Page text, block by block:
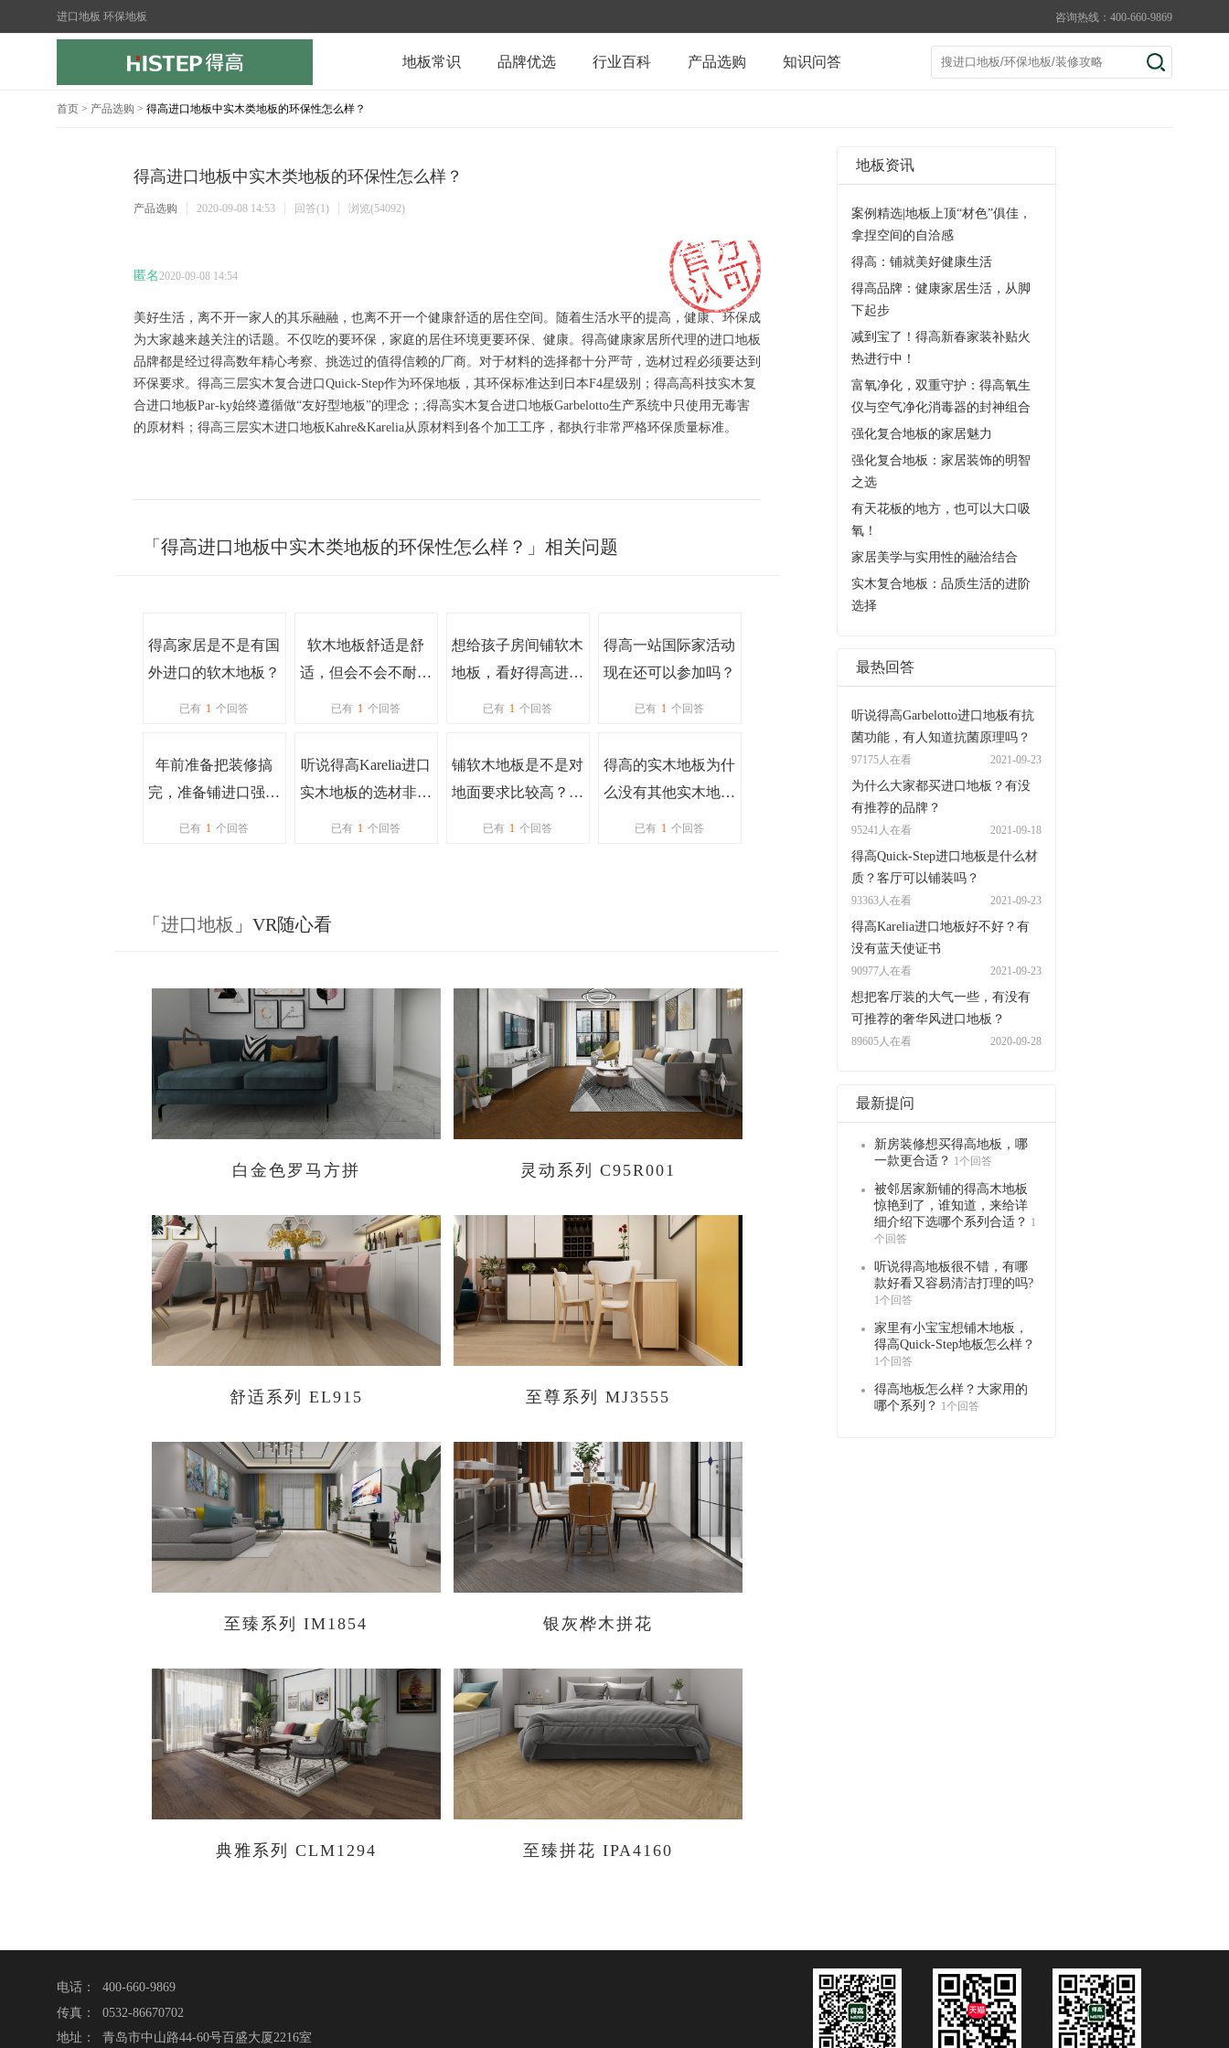
进口地板 环保地板 咨询热线：400-660-9869
地板常识 品牌优选 行业百科 产品选购 知识问答
首页 > 产品选购 > 得高进口地板中实木类地板的环保性怎么样？
得高进口地板中实木类地板的环保性怎么样？
产品选购 2020-09-08 14:53 回答(1) 浏览(54092)
匿名2020-09-08 14:54
美好生活，离不开一家人的其乐融融，也离不开一个健康舒适的居住空间。随着生活水平的提高，健康、环保成
为大家越来越关注的话题。不仅吃的要环保，家庭的居住环境更要环保、健康。得高健康家居所代理的进口地板
品牌都是经过得高数年精心考察、挑选过的值得信赖的厂商。对于材料的选择都十分严苛，选材过程必须要达到
环保要求。得高三层实木复合进口 Quick-Step作为环保地板，其环保标准达到日本F4星级别；得高高科技实木复
合进口地板Par-ky始终遵循做“友好型地板”的理念； ;得高实木复合进口地板Garbelotto生产系统中只使用无毒害
的原材料；得高三层实木进口地板Kahre&Karelia从原材料到各个加工工序，都执行非常严格环保质量标准。
「得高进口地板中实木类地板的环保性怎么样？」相关问题
得高家居是不是有国
外进口的软木地板？
已有 1 个回答
软木地板舒适是舒
适，但会不会不耐用
啊？感觉很容易坏
已有 1 个回答
想给孩子房间铺软木
地板，看好得高进口
软木地板，但听说要
保，而且会不会容易
打滑？
已有 1 个回答
得高一站国际家活动
现在还可以参加吗？
已有 1 个回答
年前准备把装修搞
完，准备铺进口强化
地板，哪些品牌在环
已有 1 个回答
听说得高Karelia进口
实木地板的选材非常
地严格？
已有 1 个回答
铺软木地板是不是对
地面要求比较高？有
什么特殊要求吗？需
已有 1 个回答
得高的实木地板为什
么没有其他实木地板
那么亮，而且这种纹
已有 1 个回答
「 进口地板 」VR随心看
白金色罗马方拼
舒适系列 EL915
至臻系列 IM1854
典雅系列 CLM1294
灵动系列 C95R001
至尊系列 MJ3555
银灰桦木拼花
至臻拼花 IPA4160
地板资讯
案例精选|地板上顶“材色”俱佳，
拿捏空间的自洽感
得高：铺就美好健康生活
得高品牌：健康家居生活，从脚
下起步
减到宝了！得高新春家装补贴火
热进行中！
富氧净化，双重守护：得高氧生
仪与空气净化消毒器的封神组合
强化复合地板的家居魅力
强化复合地板：家居装饰的明智
之选
有天花板的地方，也可以大口吸
氧！
家居美学与实用性的融洽结合
实木复合地板：品质生活的进阶
选择
最热回答
听说得高Garbelotto进口地板有抗
菌功能，有人知道抗菌原理吗？
97175人在看 2021-09-23
为什么大家都买进口地板？有没
有推荐的品牌？
95241人在看 2021-09-18
得高Quick-Step进口地板是什么材
质？客厅可以铺装吗？
93363人在看 2021-09-23
得高Karelia进口地板好不好？有
没有蓝天使证书
90977人在看 2021-09-23
想把客厅装的大气一些，有没有
可推荐的奢华风进口地板？
89605人在看 2020-09-28
最新提问
新房装修想买得高地板，哪
一款更合适？ 1个回答
被邻居家新铺的得高木地板
惊艳到了，谁知道，来给详
细介绍下选哪个系列合适？ 1
个回答
听说得高地板很不错，有哪
款好看又容易清洁打理的吗?
1个回答
家里有小宝宝想铺木地板，
得高Quick-Step地板怎么样？
1个回答
得高地板怎么样？大家用的
哪个系列？ 1个回答
电话： 400-660-9869
传真： 0532-86670702
地址： 青岛市中山路44-60号百盛大厦2216室